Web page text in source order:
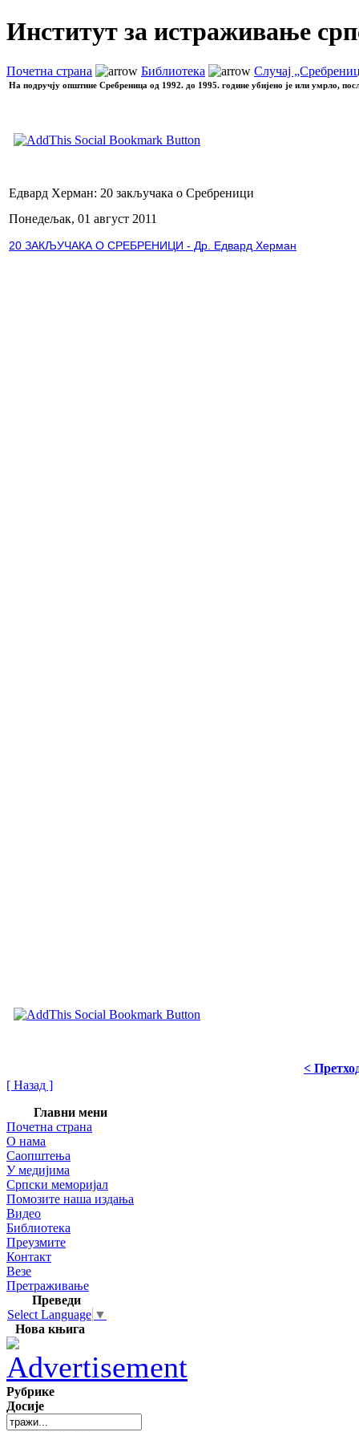
Институт за истраживање
Почетна страна Библиотека Случај
На подручју општине Сребреница од 1992. до 1995. године убијено је или умрло,
Едвард Херман: 20 закључака о Сребреници
Понедељак, 01 август 2011
20 ЗАКЉУЧАКА О СРЕБРЕНИЦИ - Др. Едвард Херман
<
[ Назад ]
Главни мени
Почетна страна
О нама
Саопштења
У медијима
Српски меморијал
Помозите наша издања
Видео
Библиотека
Преузмите
Контакт
Везе
Претраживање
Преведи
Select Language ▼
Нова књига
Рубрике
Досије